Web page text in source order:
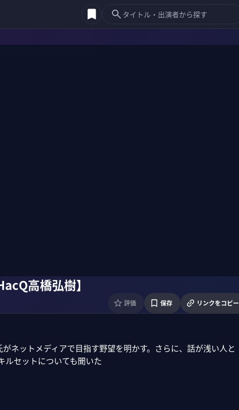
高橋弘樹】
評価 保存 リンクをコピー
ネットメディアで目指す野望を明かす。さらに、話が浅い人と
ルセットについても聞いた